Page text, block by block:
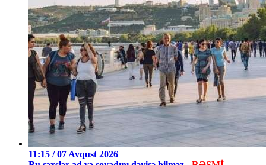
11:15 / 07 Avqust 2026